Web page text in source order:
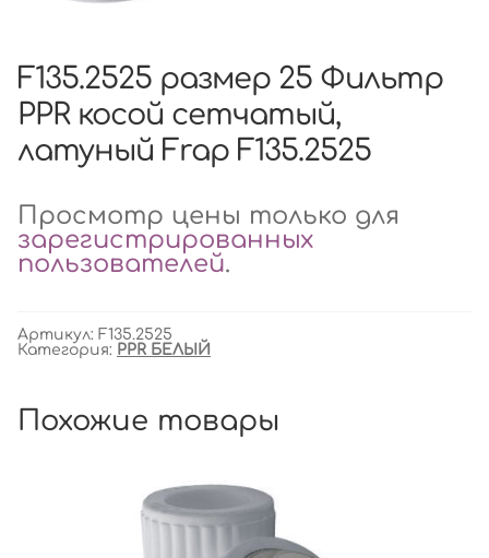
F135.2525 размер 25 Фильтр
PPR косой сетчатый,
латуный Frap F135.2525
Просмотр цены только для
зарегистрированных
пользователей.
Артикул: F135.2525
Категория: PPR БЕЛЫЙ
Похожие товары